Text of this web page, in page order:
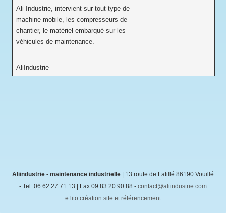
Ali Industrie, intervient sur tout type de
machine mobile, les compresseurs de
chantier, le matériel embarqué sur les
véhicules de maintenance.
AliIndustrie
Aliindustrie - maintenance industrielle 13 route de Latillé 86190 Vouillé
- Tel. 06 62 27 71 13 | Fax 09 83 20 90 88 - contact@aliindustrie.com
e.lito création site et référencement